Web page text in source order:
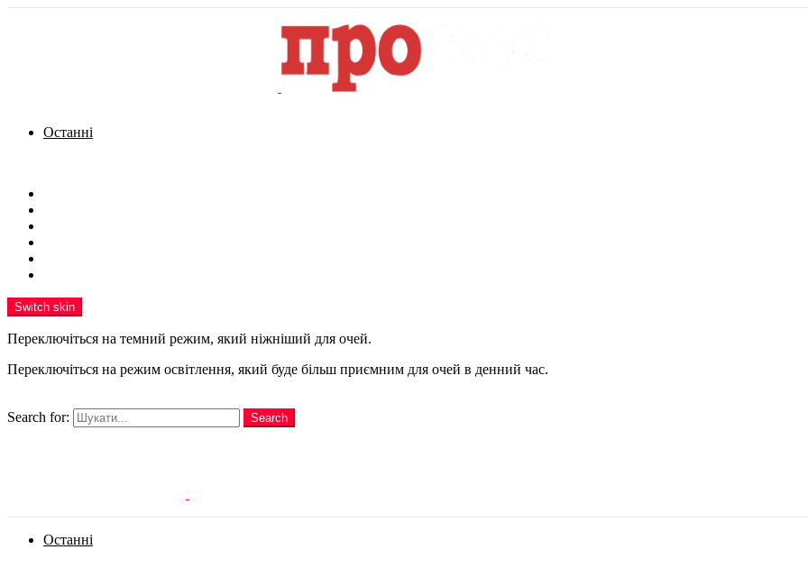
Останні
Switch skin
Переключіться на темний режим, який ніжніший для очей.
Переключіться на режим освітлення, який буде більш приємним для очей в денний час.
Search for:
Search
Останні